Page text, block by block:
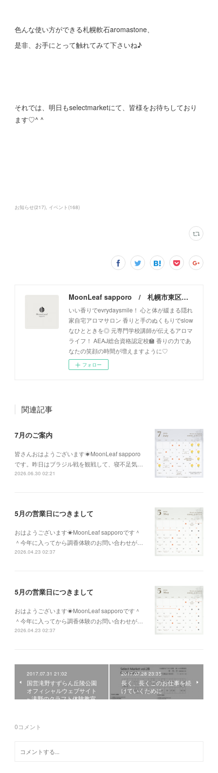
色んな使い方ができる札幌軟石aromastone、
是非、お手にとって触れてみて下さいね♪
それでは、明日もselectmarketにて、皆様をお待ちしており
ます♡^ ^
お知らせ(217) イベント (168)
MoonLeaf sapporo / 札幌市東区の100種類以上の香りが楽しめるアロマスクール＆トリートメントサロン
いい香りでevrydaysmile！ 心と体が緩まる隠れ
家自宅アロマサロン 香りと手のぬくもりでslow
なひとときを◎ 元専門学校講師が伝えるアロマ
ライフ！ AEAJ総合資格認定校🏫 香りの力であ
なたの笑顔の時間が増えますように♡
フォロー
関連記事
7月のご案内
皆さんおはようございます☀MoonLeaf sapporo
です。昨日はブラジル戦を観戦して、寝不足気…
2026.06.30 02:21
5月の営業日につきまして
おはようございます☀MoonLeaf sapporoです＾
＾今年に入ってから調香体験のお問い合わせが…
2026.04.23 02:37
5月の営業日につきまして
おはようございます☀MoonLeaf sapporoです＾
＾今年に入ってから調香体験のお問い合わせが…
2026.04.23 02:37
2017.07.31 21:02
国営滝野すずらん丘陵公園
オフィシャルウェブサイト
» 滝野のクラフト体験教室
2017.07.28 23:35
長く、長くこのお仕事を続
けていくために
0コメント